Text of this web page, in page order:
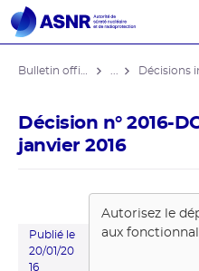
Décision n° 2016-
janvier 2016
Publié le
20/01/20
16
Autorisez le
aux